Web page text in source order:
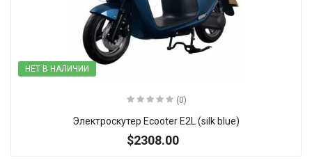
НЕТ В НАЛИЧИИ
(0)
Электроскутер Ecooter E2L (silk blue)
$2308.00